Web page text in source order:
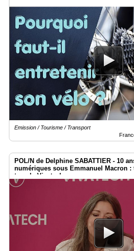
Emission / Tourisme / Transport
POL/N de Delphine SABATTIER - 10
numériques sous Emmanuel Macron :
temple Vivatech